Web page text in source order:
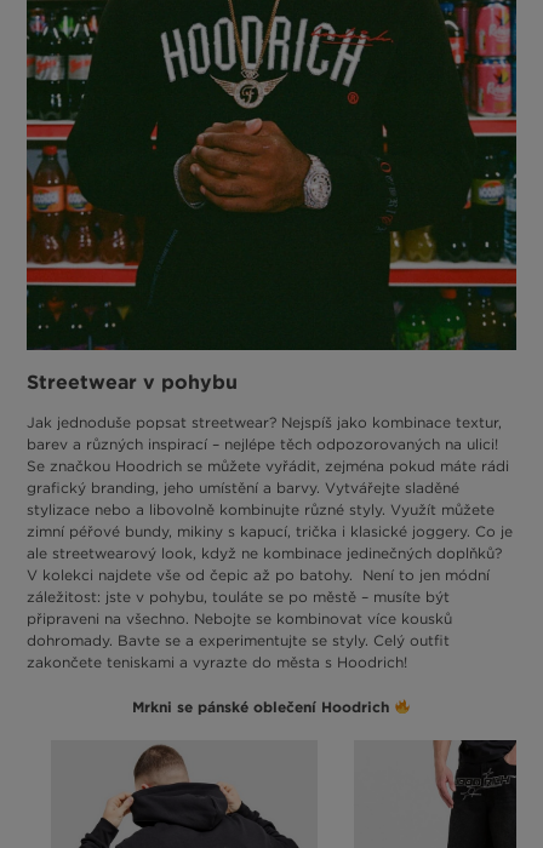
Streetwear v pohybu
Jak jednoduše popsat streetwear? Nejspíš jako kombinace textur,
barev a různých inspirací – nejlépe těch odpozorovaných na ulici!
Se značkou Hoodrich se můžete vyřádit, zejména pokud máte rádi
grafický branding, jeho umístění a barvy. Vytvářejte sladěné
stylizace nebo a libovolně kombinujte různé styly. Využít můžete
zimní péřové bundy, mikiny s kapucí, trička i klasické joggery. Co je
ale streetwearový look, když ne kombinace jedinečných doplňků?
V kolekci najdete vše od čepic až po batohy. Není to jen módní
záležitost: jste v pohybu, touláte se po městě – musíte být
připraveni na všechno. Nebojte se kombinovat více kousků
dohromady. Bavte se a experimentujte se styly. Celý outfit
zakončete teniskami a vyrazte do města s Hoodrich!
Mrkni se pánské oblečení Hoodrich